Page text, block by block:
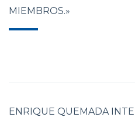
MIEMBROS.»
ENRIQUE QUEMADA